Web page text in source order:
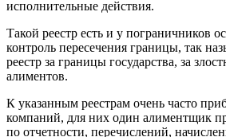
исполнительные действия.
Такой реестр есть и у пограничников
контроль пересечения границы, так
реестр за границы государства, за
алиментов.
К указанным реестрам очень часто
компаний, для них один алиментщик
по отчетности, перечислений,